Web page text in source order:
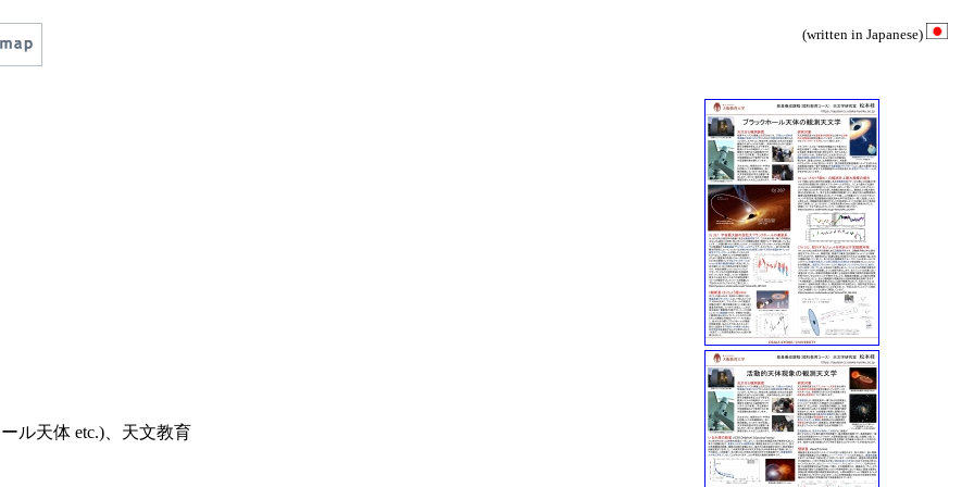
(written in Japanese)
ル天体 etc.)、天文教育